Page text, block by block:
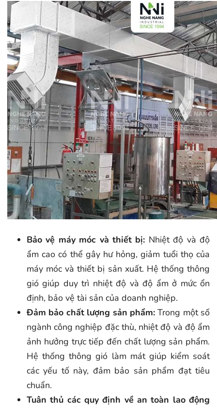
Bảo vệ máy móc và thiết bị: Nhiệt độ và độ
ẩm cao có thể gây hư hỏng, giảm tuổi thọ của
máy móc và thiết bị sản xuất. Hệ thống thông
gió giúp duy trì nhiệt độ và độ ẩm ở mức ổn
định, bảo vệ tài sản của doanh nghiệp.
Đảm bảo chất lượng sản phẩm:Trong một số
ngành công nghiệp đặc thù, nhiệt độ và độ ẩm
ảnh hưởng trực tiếp đến chất lượng sản phẩm.
Hệ thống thông gió làm mát giúp kiểm soát
các yếu tố này, đảm bảo sản phẩm đạt tiêu
chuẩn.
Tuân thủ các quy định về an toàn lao động